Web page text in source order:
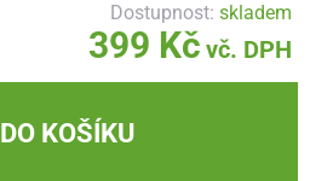
Dostupnost:skladem
399 Kč vč. DPH
DO KOŠÍKU